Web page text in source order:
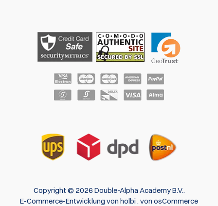
Copyright © 2026 Double-Alpha Academy B.V..
E-Commerce-Entwicklung von holbi . von osCommerce